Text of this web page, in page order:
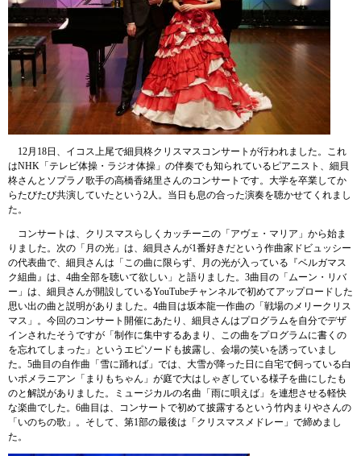
12月18日、イコス上尾で細貝柊クリスマスコンサートが行われました。これ
はNHK「テレビ体操・ラジオ体操」の伴奏でも知られているピアニスト、細貝
柊さんとソプラノ歌手の高橋香緒里さんのコンサートです。大学を卒業してか
らたびたび共演していたという2人。当日も息の合った演奏を聴かせてくれまし
た。
コンサートは、クリスマスらしくカッチーニの「アヴェ・マリア」から始ま
りました。次の「月の光」は、細貝さんが1番好きだという作曲家ドビュッシー
の代表曲で、細貝さんは「この曲に限らず、月の光が入っている『ベルガマス
ク組曲』は、4曲全部を聴いて欲しい」と語りました。3曲目の「ムーン・リバ
ー」は、細貝さんが開設しているYouTubeチャンネルで初めてアップロードした
思い出の曲と説明がありました。4曲目は坂本龍一作曲の「戦場のメリークリス
マス」。今回のコンサート開催にあたり、細貝さんはプログラムを自分でデザ
インされたそうですが「制作に集中するあまり、この曲をプログラムに書くの
を忘れてしまった」というエピソードも披露し、会場の笑いを誘っていまし
た。5曲目の自作曲「雪に踊れば」では、大雪が降った日に自宅で飼っている白
いポメラニアン「まりもちゃん」が庭で大はしゃぎしている様子を曲にしたも
のと解説がありました。ミュージカルの名曲「雨に唄えば」を連想させる軽快
な楽曲でした。6曲目は、コンサートで初めて披露するという竹内まりやさんの
「いのちの歌」。そして、第1部の最後は「クリスマスメドレー」で締めまし
た。